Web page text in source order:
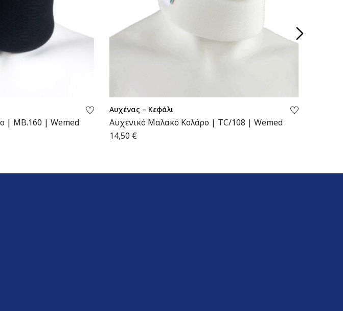
| MB.160 | Wemed
Αυχένας – Κεφάλι
Αυχενικό Μαλακό Κολάρο | TC/108 | Wemed
14,50 €